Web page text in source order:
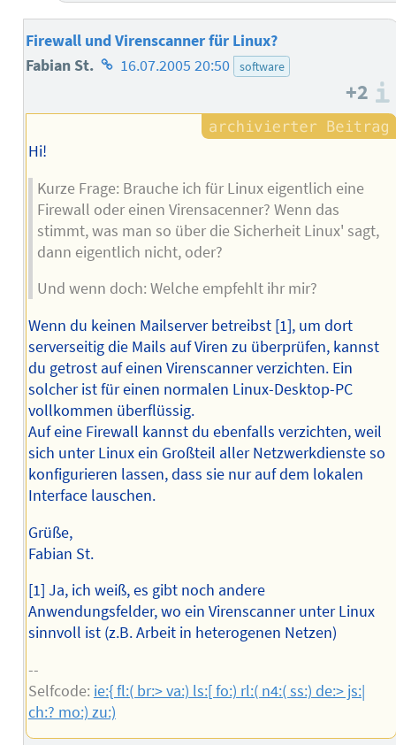
Firewall und Virenscanner für Linux?
Fabian St. Homepage
Autors
16.07.2005 20:50 software
+2
Hi!
Kurze Frage: Brauche ich für Linux eigentlich eine
Firewall oder einen Virensacenner? Wenn das
stimmt, was man so über die Sicherheit Linux' sagt,
dann eigentlich nicht, oder?
Und wenn doch: Welche empfehlt ihr mir?
Wenn du keinen Mailserver betreibst [1], um dort
serverseitig die Mails auf Viren zu überprüfen, kannst
du getrost auf einen Virenscanner verzichten. Ein
solcher ist für einen normalen Linux-Desktop-PC
vollkommen überflüssig.
Auf eine Firewall kannst du ebenfalls verzichten, weil
sich unter Linux ein Großteil aller Netzwerkdienste so
konfigurieren lassen, dass sie nur auf dem lokalen
Interface lauschen.
Grüße,
Fabian St.
[1] Ja, ich weiß, es gibt noch andere
Anwendungsfelder, wo ein Virenscanner unter Linux
sinnvoll ist (z.B. Arbeit in heterogenen Netzen)
--
Selfcode: ie:{ fl:( br:> va:) ls:[ fo:) rl:( n4:( ss:) de:> js:|
ch:? mo:) zu:)